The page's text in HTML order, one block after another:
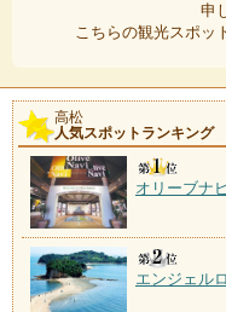
申
こちらの観光スポッ
高松
人気スポットランキング
オリーブナ
エンジェル